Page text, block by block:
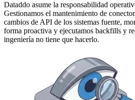
Dataddo asume la responsabilidad
Gestionamos el mantenimiento de
cambios de API de los sistemas fuente,
forma proactiva y ejecutamos backfills y
ingeniería no tiene que hacerlo.